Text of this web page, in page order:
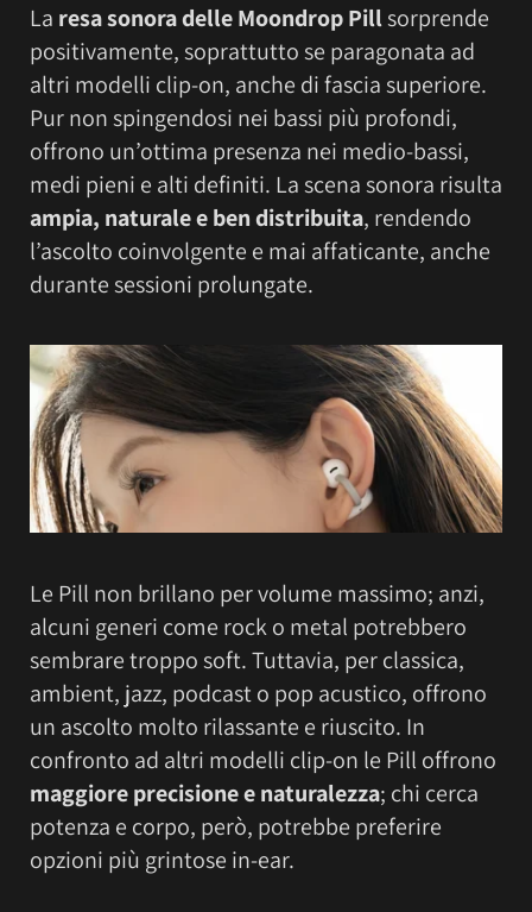
La resa sonora delle Moondrop Pillsorprende
positivamente, soprattutto se paragonata ad
altri modelli clip-on, anche di fascia superiore.
Pur non spingendosi nei bassi più profondi,
offrono un’ottima presenza nei medio-bassi,
medi pieni e alti definiti. La scena sonora risulta
ampia, naturale e ben distribuita, rendendo
l’ascolto coinvolgente e mai affaticante, anche
durante sessioni prolungate.
Le Pill non brillano per volume massimo; anzi,
alcuni generi come rock o metal potrebbero
sembrare troppo soft. Tuttavia, per classica,
ambient, jazz, podcast o pop acustico, offrono
un ascolto molto rilassante e riuscito. In
confronto ad altri modelli clip-on le Pill offrono
maggiore precisione e naturalezza; chi cerca
potenza e corpo, però, potrebbe preferire
opzioni più grintose in-ear.